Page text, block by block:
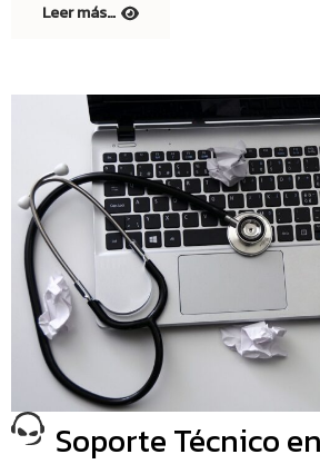
Leer más…
Soporte Técnico